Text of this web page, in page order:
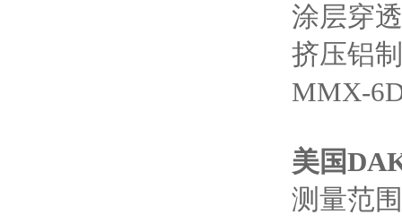
涂层穿
挤压铝
MMX-
美国
测量范